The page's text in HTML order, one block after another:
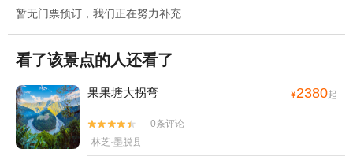
暂无门票预订，我们正在努力补充
看了该景点的人还看了
果果塘大拐弯 ¥2380起


0条评论
林芝·墨脱县